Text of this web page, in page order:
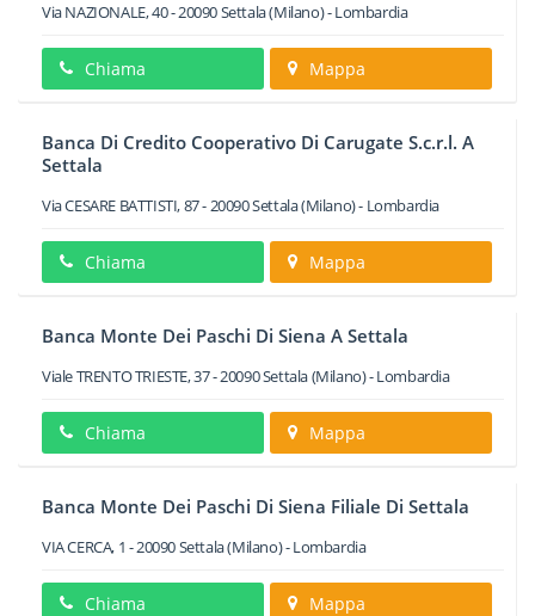
Via NAZIONALE, 40-20090Settala(Milano) -Lombardia
Chiama Mappa
Banca Di Credito Cooperativo Di Carugate S.c.r.l. A
Settala
Via CESARE BATTISTI, 87-20090Settala(Milano) - Lombardia
Chiama Mappa
Banca Monte Dei Paschi Di Siena A Settala
Viale TRENTO TRIESTE, 37-20090Settala(Milano) -Lombardia
Chiama Mappa
Banca Monte Dei Paschi Di Siena Filiale Di Settala
VIA CERCA, 1 -20090Settala(Milano) -Lombardia
Chiama Mappa